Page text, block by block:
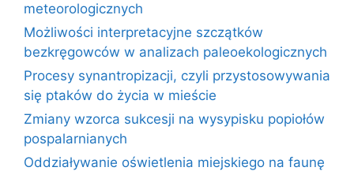
meteorologicznych
Możliwości interpretacyjne szczątków
bezkręgowców w analizach paleoekologicznych
Procesy synantropizacji, czyli przystosowywania
się ptaków do życia w mieście
Zmiany wzorca sukcesji na wysypisku popiołów
pospalarnianych
Oddziaływanie oświetlenia miejskiego na faunę